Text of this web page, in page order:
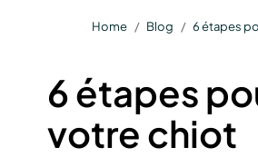
Home Blog 6 étapes
6 étapes
votre chiot